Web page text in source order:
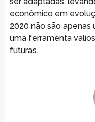
econômico em
2020 não são apenas
uma ferramenta
futuras.